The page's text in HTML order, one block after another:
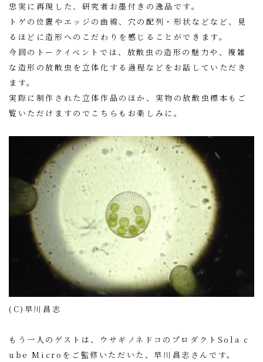
忠実に再現した、研究者お墨付きの逸品です。
トゲの位置やエッジの曲線、穴の配列・形状などなど、見
るほどに造形へのこだわりを感じることができます。
今回のトークイベントでは、放散虫の造形の魅力や、複雑
な造形の放散虫を立体化する過程などをお話していただき
ます。
実際に制作された立体作品のほか、実物の放散虫標本もご
覧いただけますのでこちらもお楽しみに。
(C)早川昌志
もう一人のゲストは、ウサギノネドコのプロダクト Sola c
ube Micro をご監修いただいた、早川昌志さんです。